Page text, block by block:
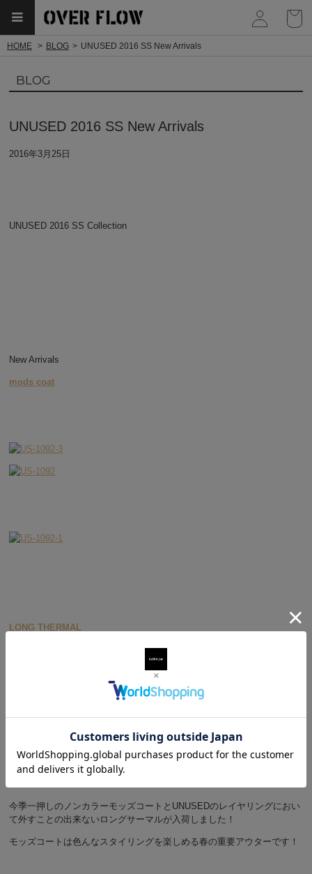
HOME BLOG UNUSED 2016 SS New Arrivals
BLOG
UNUSED 2016 SS New Arrivals
2016年3月25日
UNUSED 2016 SS Collection
New Arrivals
mods coat
LONG THERMAL
今季一押しのノンカラーモッズコートとUNUSEDのレイヤリングにおい
て外すことの出来ないロングサーマルが入荷しました！
モッズコートは色んなスタイリングを楽しめる春の重要アウターです！